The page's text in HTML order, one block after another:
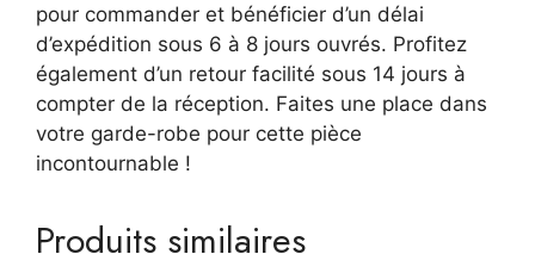
pour commander et bénéficier d’un délai
d’expédition sous 6 à 8 jours ouvrés. Profitez
également d’un retour facilité sous 14 jours à
compter de la réception. Faites une place dans
votre garde-robe pour cette pièce
incontournable !
Produits similaires